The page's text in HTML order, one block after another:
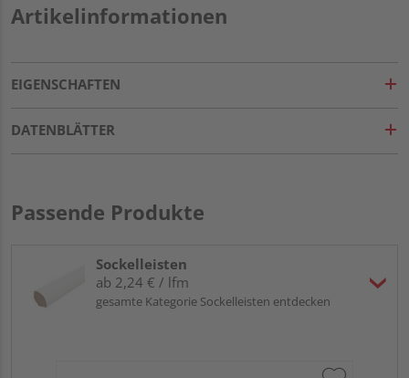
Artikelinformationen
EIGENSCHAFTEN
DATENBLÄTTER
Passende Produkte
Sockelleisten
ab 2,24 € / lfm
gesamte Kategorie Sockelleisten entdecken